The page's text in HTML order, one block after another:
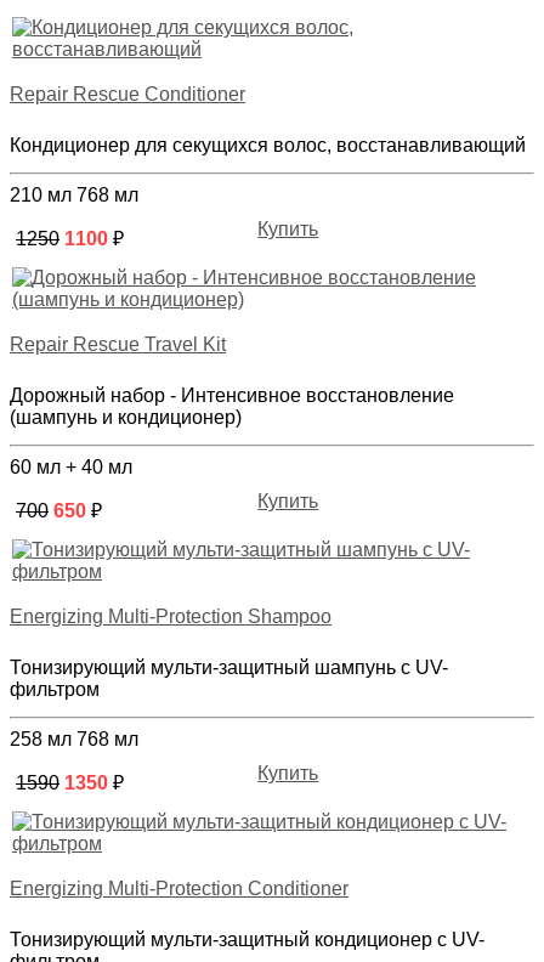
Repair Rescue Conditioner
Кондиционер для секущихся волос, восстанавливающий
210 мл 768 мл
1250 1100 ₽ Купить
Repair Rescue Travel Kit
Дорожный набор - Интенсивное восстановление
(шампунь и кондиционер)
60 мл + 40 мл
700 650 ₽ Купить
Energizing Multi-Protection Shampoo
Тонизирующий мульти-защитный шампунь с UV-
фильтром
258 мл 768 мл
1590 1350 ₽ Купить
Energizing Multi-Protection Conditioner
Тонизирующий мульти-защитный кондиционер с UV-